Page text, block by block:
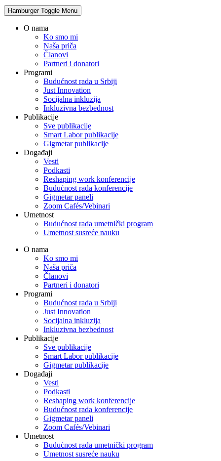
Hamburger Toggle Menu
O nama
Ko smo mi
Naša priča
Članovi
Partneri i donatori
Programi
Budućnost rada u Srbiji
Just Innovation
Socijalna inkluzija
Inkluzivna bezbednost
Publikacije
Sve publikacije
Smart Labor publikacije
Gigmetar publikacije
Događaji
Vesti
Podkasti
Reshaping work konferencije
Budućnost rada konferencije
Gigmetar paneli
Zoom Cafés/Vebinari
Umetnost
Budućnost rada umetnički program
Umetnost susreće nauku
O nama
Ko smo mi
Naša priča
Članovi
Partneri i donatori
Programi
Budućnost rada u Srbiji
Just Innovation
Socijalna inkluzija
Inkluzivna bezbednost
Publikacije
Sve publikacije
Smart Labor publikacije
Gigmetar publikacije
Događaji
Vesti
Podkasti
Reshaping work konferencije
Budućnost rada konferencije
Gigmetar paneli
Zoom Cafés/Vebinari
Umetnost
Budućnost rada umetnički program
Umetnost susreće nauku